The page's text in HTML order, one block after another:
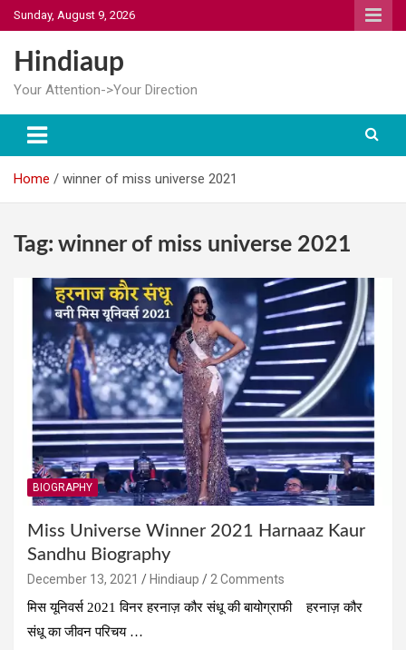
Skip
to
content
Sunday, August 9, 2026
Hindiaup
Your Attention->Your Direction
Home winner of miss universe 2021
Tag: winner of miss universe 2021
BIOGRAPHY
Miss Universe Winner 2021 Harnaaz Kaur
Sandhu Biography
December 13, 2021 Hindiaup
2 Comments
मिस यूनिवर्स 2021 विनर हरनाज़ कौर संधू की बायोग्राफी हरनाज़ कौर
संधू का जीवन परिचय …